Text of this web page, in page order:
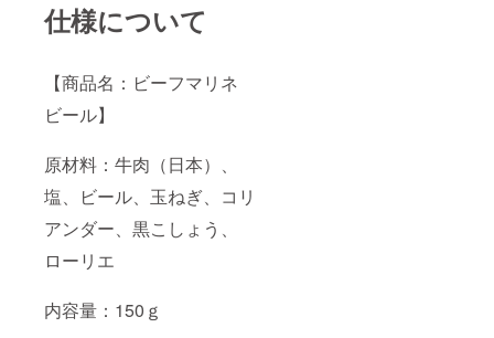
仕様について
【商品名：ビーフマリネ
ビール】
原材料：牛肉（日本）、
塩、ビール、玉ねぎ、コリ
アンダー、黒こしょう、
ローリエ
内容量：150ｇ